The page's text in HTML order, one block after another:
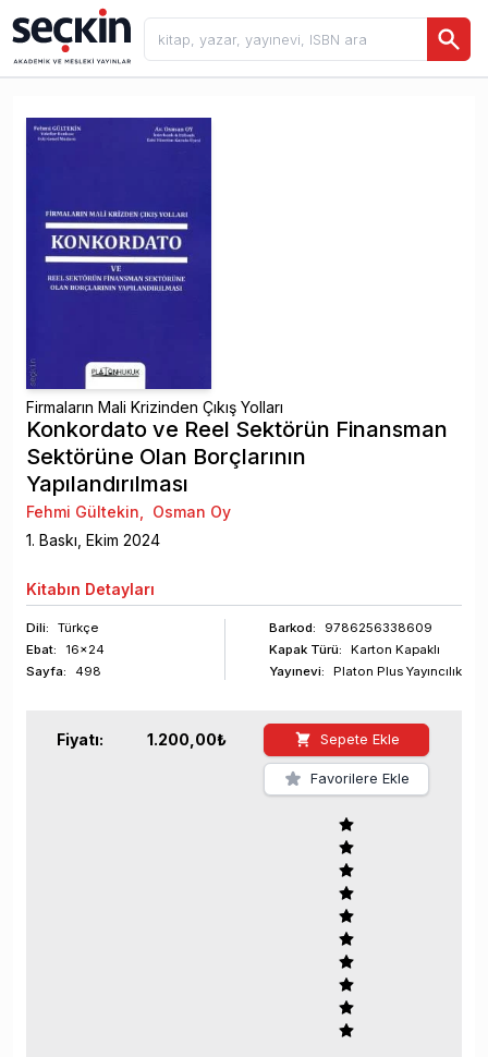
Firmaların Mali Krizinden Çıkış Yolları
Konkordato ve Reel Sektörün Finansman
Sektörüne Olan Borçlarının
Yapılandırılması
Fehmi Gültekin, Osman Oy
1. Baskı, Ekim 2024
Kitabın Detayları
Dili:
Türkçe
Ebat:
16x24
Sayfa: 498
Barkod:
9786256338609
Kapak Türü:
Karton Kapaklı
Yayınevi:
Platon Plus Yayıncılık
Fiyatı: 1.200,00₺ Sepete Ekle
Favorilere Ekle